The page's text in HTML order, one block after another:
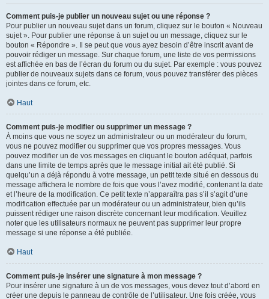
Comment puis-je publier un nouveau sujet ou une réponse ?
Pour publier un nouveau sujet dans un forum, cliquez sur le bouton « Nouveau
sujet ». Pour publier une réponse à un sujet ou un message, cliquez sur le
bouton « Répondre ». Il se peut que vous ayez besoin d’être inscrit avant de
pouvoir rédiger un message. Sur chaque forum, une liste de vos permissions
est affichée en bas de l’écran du forum ou du sujet. Par exemple : vous pouvez
publier de nouveaux sujets dans ce forum, vous pouvez transférer des pièces
jointes dans ce forum, etc.
Haut
Comment puis-je modifier ou supprimer un message ?
À moins que vous ne soyez un administrateur ou un modérateur du forum,
vous ne pouvez modifier ou supprimer que vos propres messages. Vous
pouvez modifier un de vos messages en cliquant le bouton adéquat, parfois
dans une limite de temps après que le message initial ait été publié. Si
quelqu’un a déjà répondu à votre message, un petit texte situé en dessous du
message affichera le nombre de fois que vous l’avez modifié, contenant la date
et l’heure de la modification. Ce petit texte n’apparaîtra pas s’il s’agit d’une
modification effectuée par un modérateur ou un administrateur, bien qu’ils
puissent rédiger une raison discrète concernant leur modification. Veuillez
noter que les utilisateurs normaux ne peuvent pas supprimer leur propre
message si une réponse a été publiée.
Haut
Comment puis-je insérer une signature à mon message ?
Pour insérer une signature à un de vos messages, vous devez tout d’abord en
créer une depuis le panneau de contrôle de l’utilisateur. Une fois créée, vous